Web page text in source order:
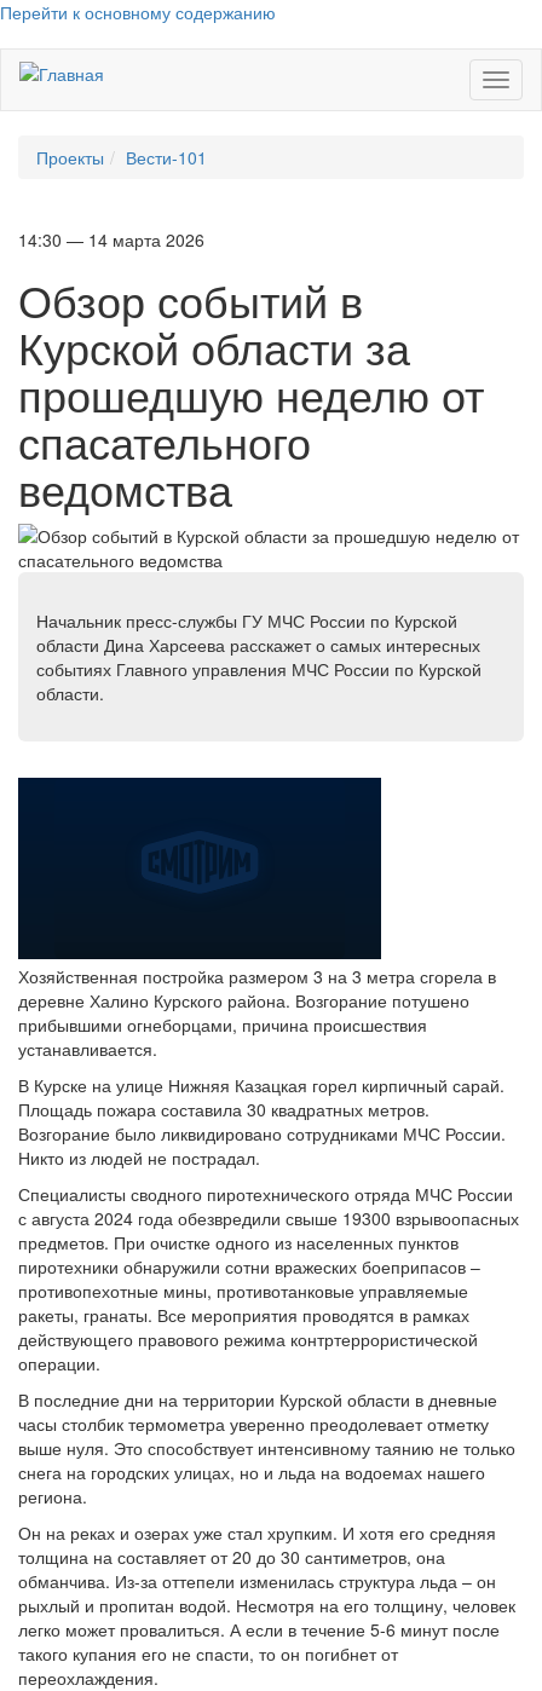
Перейти к основному содержанию
Проекты Вести-101
14:30 — 14 марта 2026
Обзор событий в
Курской области за
прошедшую неделю от
спасательного
ведомства
Начальник пресс-службы ГУ МЧС России по Курской
области Дина Харсеева расскажет о самых интересных
событиях Главного управления МЧС России по Курской
области.
Хозяйственная постройка размером 3 на 3 метра сгорела в
деревне Халино Курского района. Возгорание потушено
прибывшими огнеборцами, причина происшествия
устанавливается.
В Курске на улице Нижняя Казацкая горел кирпичный сарай.
Площадь пожара составила 30 квадратных метров.
Возгорание было ликвидировано сотрудниками МЧС России.
Никто из людей не пострадал.
Специалисты сводного пиротехнического отряда МЧС России
с августа 2024 года обезвредили свыше 19300 взрывоопасных
предметов. При очистке одного из населенных пунктов
пиротехники обнаружили сотни вражеских боеприпасов –
противопехотные мины, противотанковые управляемые
ракеты, гранаты. Все мероприятия проводятся в рамках
действующего правового режима контртеррористической
операции.
В последние дни на территории Курской области в дневные
часы столбик термометра уверенно преодолевает отметку
выше нуля. Это способствует интенсивному таянию не только
снега на городских улицах, но и льда на водоемах нашего
региона.
Он на реках и озерах уже стал хрупким. И хотя его средняя
толщина на составляет от 20 до 30 сантиметров, она
обманчива. Из-за оттепели изменилась структура льда – он
рыхлый и пропитан водой. Несмотря на его толщину, человек
легко может провалиться. А если в течение 5-6 минут после
такого купания его не спасти, то он погибнет от
переохлаждения.